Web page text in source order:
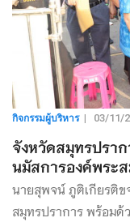
กิจกรรมผู้บริหาร| 03/11/
จังหวัดสมุทรปราก
นมัสการองค์พระ
นายสุพจน์ ภูติเกียรติข
สมุทรปราการ พร้อมด้